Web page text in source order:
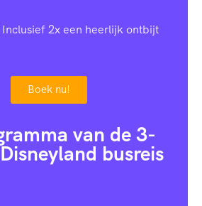
2x een heerlijk ontbijt
Boek nu!
van de 3-
busreis